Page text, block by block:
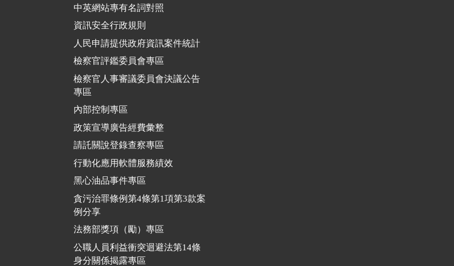
中英網站專有名詞對照
資訊安全行政規則
人民申請提供政府資訊案件統計
檢察官評鑑委員會專區
檢察官人事審議委員會決議公告
專區
內部控制專區
政策宣導廣告經費彙整
請託關說登錄查察專區
行動化應用軟體服務績效
黑心油品事件專區
貪污治罪條例第4條第1項第3款案
例分享
法務部獎項（勵）專區
公職人員利益衝突迴避法第14條
身分關係揭露專區